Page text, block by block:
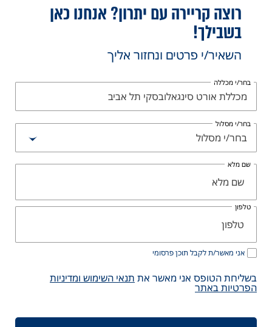
רוצה קריירה עם יתרון? אנחנו כאן
בשבילך!
השאיר/י פרטים ונחזור אליך
י מכללה
אורט סינגאלובסקי תל אביב
י מסלול
י מסלול
מאשר/ת לקבל תוכן פרסומי
הטופס אני מאשר אתתנאי השימוש ומדיניות
באתר